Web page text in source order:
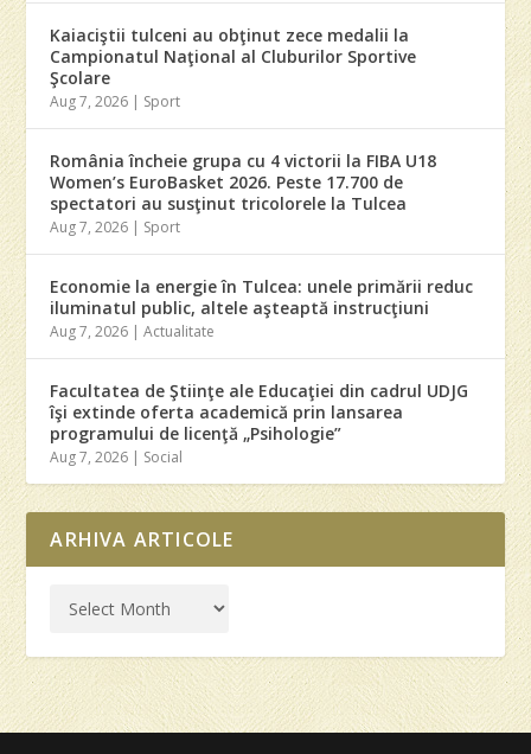
Kaiaciştii tulceni au obţinut zece medalii la
Campionatul Naţional al Cluburilor Sportive
Şcolare
Aug 7, 2026 | Sport
România încheie grupa cu 4 victorii la FIBA U18
Women’s EuroBasket 2026. Peste 17.700 de
spectatori au susţinut tricolorele la Tulcea
Aug 7, 2026 | Sport
Economie la energie în Tulcea: unele primării reduc
iluminatul public, altele aşteaptă instrucţiuni
Aug 7, 2026 |Actualitate
Facultatea de Ştiinţe ale Educaţiei din cadrul UDJG
îşi extinde oferta academică prin lansarea
programului de licenţă „Psihologie”
Aug 7, 2026 | Social
ARHIVA ARTICOLE